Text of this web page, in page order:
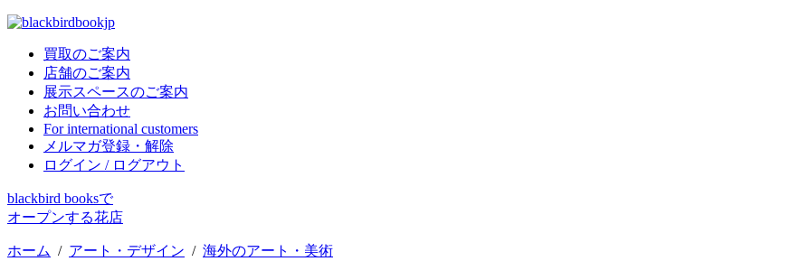
買取のご案内
店舗のご案内
展示スペースのご案内
お問い合わせ
For international customers
メルマガ登録・解除
ログイン / ログアウト
blackbird booksで
オープンする花店
ホーム / アート・デザイン / 海外のアート・美術